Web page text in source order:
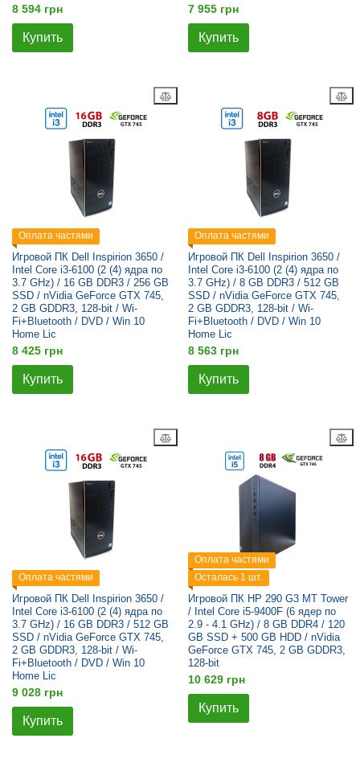
8 594 грн
Купить
7 955 грн
Купить
Оплата частями
Игровой ПК Dell Inspirion 3650 /
Intel Core i3-6100 (2 (4) ядра по
3.7 GHz) / 16 GB DDR3 / 256 GB
SSD / nVidia GeForce GTX 745,
2 GB GDDR3, 128-bit / Wi-
Fi+Bluetooth / DVD / Win 10
Home Lic
8 425 грн
Купить
Оплата частями
Игровой ПК Dell Inspirion 3650 /
Intel Core i3-6100 (2 (4) ядра по
3.7 GHz) / 8 GB DDR3 / 512 GB
SSD / nVidia GeForce GTX 745,
2 GB GDDR3, 128-bit / Wi-
Fi+Bluetooth / DVD / Win 10
Home Lic
8 563 грн
Купить
Оплата частями
Игровой ПК Dell Inspirion 3650 /
Intel Core i3-6100 (2 (4) ядра по
3.7 GHz) / 16 GB DDR3 / 512 GB
SSD / nVidia GeForce GTX 745,
2 GB GDDR3, 128-bit / Wi-
Fi+Bluetooth / DVD / Win 10
Home Lic
9 028 грн
Купить
Оплата частями
Осталась 1 шт.
Игровой ПК HP 290 G3 MT Tower
/ Intel Core i5-9400F (6 ядер по
2.9 - 4.1 GHz) / 8 GB DDR4 / 120
GB SSD + 500 GB HDD / nVidia
GeForce GTX 745, 2 GB GDDR3,
128-bit
10 629 грн
Купить